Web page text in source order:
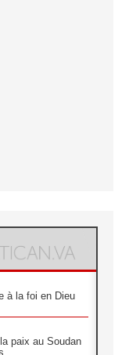
à la foi en Dieu
paix au Soudan